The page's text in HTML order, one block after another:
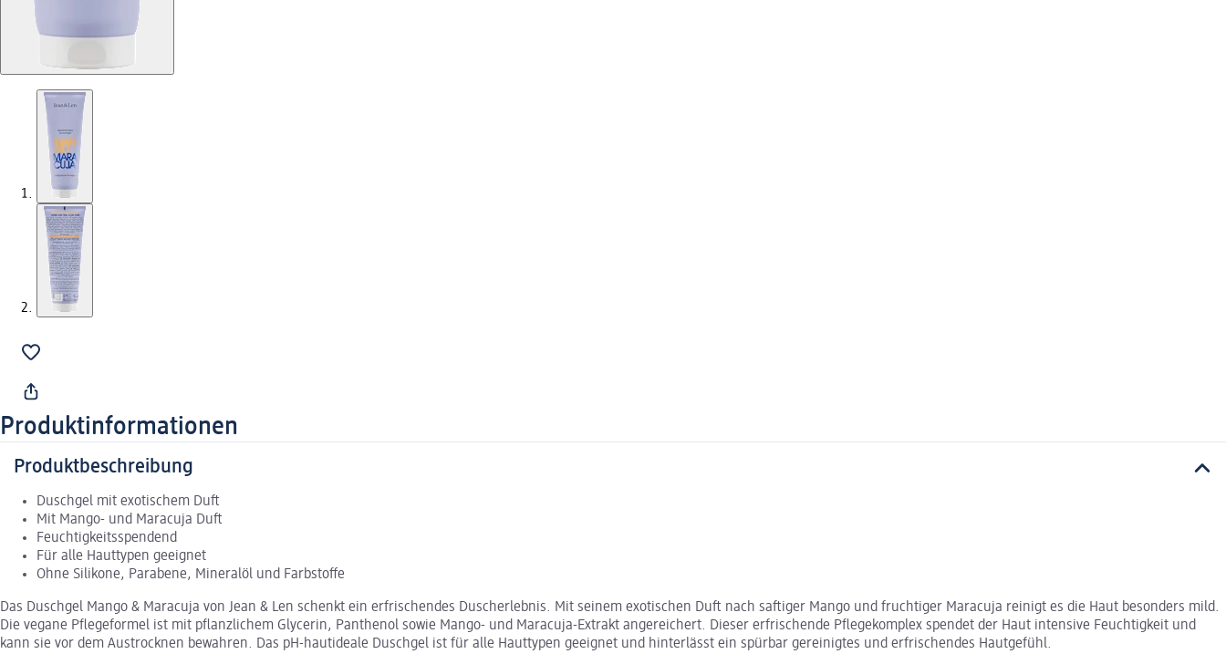
Produktinformationen
Produktbeschreibung
Duschgel mit exotischem Duft
Mit Mango- und Maracuja Duft
Feuchtigkeitsspendend
Für alle Hauttypen geeignet
Ohne Silikone, Parabene, Mineralöl und Farbstoffe
Das Duschgel Mango & Maracuja von Jean & Len schenkt ein erfrischendes Duscherlebnis. Mit seinem exotischen Duft nach saftiger Mango und fruchtiger Maracuja reinigt es die Haut besonders mild.
Die vegane Pflegeformel ist mit pflanzlichem Glycerin, Panthenol sowie Mango- und Maracuja-Extrakt angereichert. Dieser erfrischende Pflegekomplex spendet der Haut intensive Feuchtigkeit und
kann sie vor dem Austrocknen bewahren. Das pH-hautideale Duschgel ist für alle Hauttypen geeignet und hinterlässt ein spürbar gereinigtes und erfrischendes Hautgefühl.